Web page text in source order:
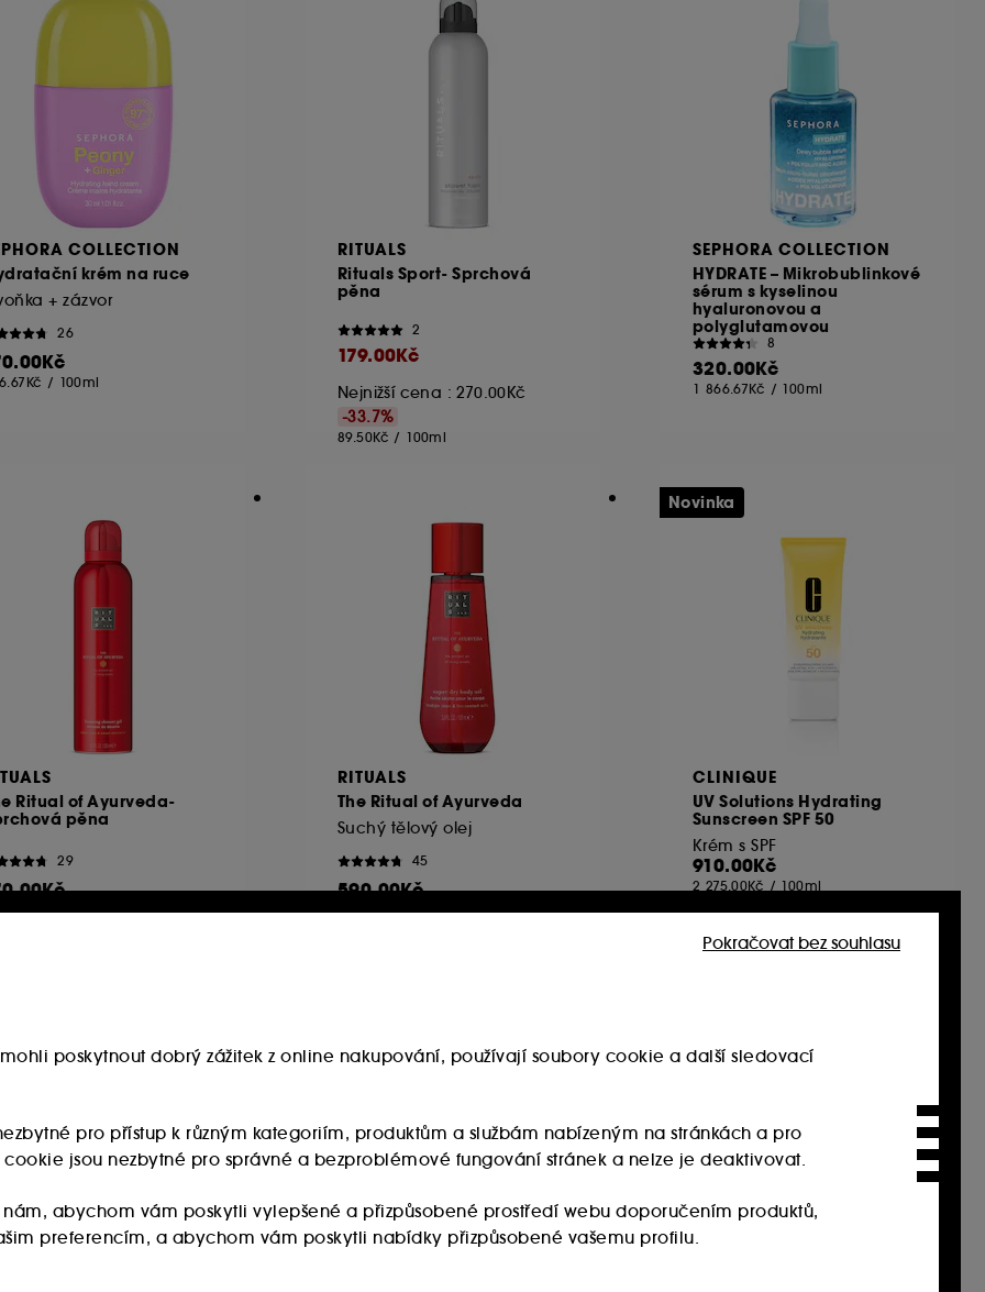
COLLECTION
krém na ruce
+ zázvor
26
/ 100ml
RITUALS
Rituals Sport- Sprchová
pěna
2
179.00Kč
Nejnižší cena : 270.00Kč
-33.7%
89.50Kč / 100ml
SEPHORA COLLECTION
HYDRATE – Mikrobublinkové
sérum s kyselinou
hyaluronovou a
polyglutamovou
8
320.00Kč
1 866.67Kč / 100ml
Ritual of Ayurveda-
pěna
29
/100ml
RITUALS
The Ritual of Ayurveda
Suchý tělový olej
45
590.00Kč
590.00Kč /100ml
CLINIQUE
UV Solutions Hydrating
Sunscreen SPF 50
Krém s SPF
910.00Kč
2 275.00Kč / 100ml
Novinka
poskytnout dobrý zážitek z online nakupování, používají soubory cookie a další sledovací
pro přístup k různým kategoriím, produktům a službám nabízeným na stránkách a pro
cookie jsou nezbytné pro správné a bezproblémové fungování stránek a nelze je deaktivovat.
abychom vám poskytli vylepšené a přizpůsobené prostředí webu doporučením produktů,
preferencím, a abychom vám poskytli nabídky přizpůsobené vašemu profilu.
Pokračovat bez souhlasu